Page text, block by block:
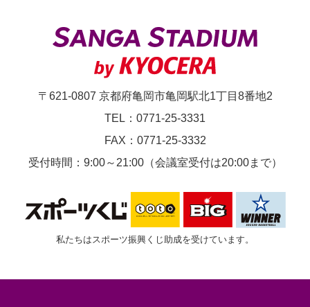
〒621-0807 京都府亀岡市亀岡駅北1丁目8番地2
TEL：0771-25-3331
FAX：0771-25-3332
受付時間：9:00～21:00（会議室受付は20:00まで）
私たちはスポーツ振興くじ助成を受けています。